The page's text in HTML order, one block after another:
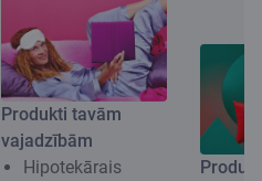
Produkti tavām
vajadzībām
Hipotekārais